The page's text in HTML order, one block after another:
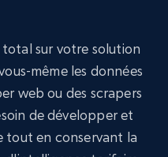
sur votre solution
même les données
web ou des scrapers
de développer et
tout en conservant la